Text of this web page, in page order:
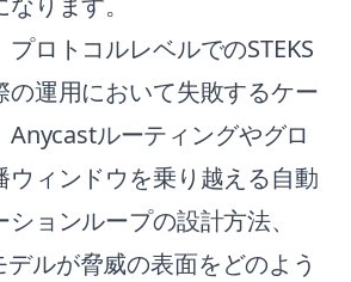
ロトコルレベルでのSTEKS
の運用において失敗するケー
Anycastルーティングやグロ
ウィンドウを乗り越える自動
ョンループの設計方法、
デルが脅威の表面をどのよう